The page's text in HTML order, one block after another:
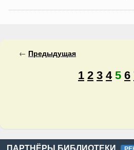
← Предыдущая
1 2 3 4 5 6
ПАРТНЁРЫ БИБЛИОТЕКИ